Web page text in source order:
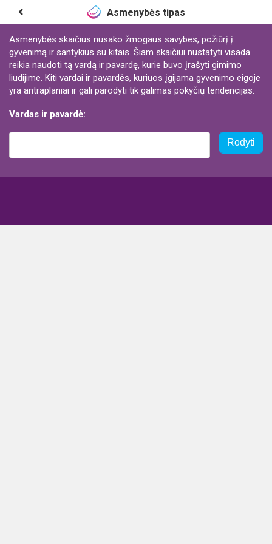
Asmenybės tipas
Asmenybės skaičius nusako žmogaus savybes, požiūrį į
gyvenimą ir santykius su kitais. Šiam skaičiui nustatyti visada
reikia naudoti tą vardą ir pavardę, kurie buvo įrašyti gimimo
liudijime. Kiti vardai ir pavardės, kuriuos įgijama gyvenimo eigoje
yra antraplaniai ir gali parodyti tik galimas pokyčių tendencijas.
Vardas ir pavardė:
Rodyti